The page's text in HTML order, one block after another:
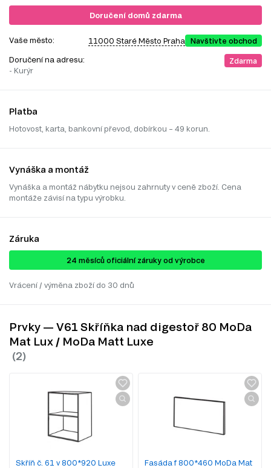
Doručení domů zdarma
Vaše město: 11000 Staré Město Praha Navštivte obchod
Doručení na adresu:
- Kurýr
Zdarma
Platba
Hotovost, karta, bankovní převod, dobírkou – 49 korun.
Vynáška a montáž
Vynáška a montáž nábytku nejsou zahrnuty v ceně zboží. Cena
montáže závisí na typu výrobku.
Záruka
24 ​​​​měsíců oficiální záruky od výrobce
Vrácení / výměna zboží do 30 dnů
Prvky — V61 Skříňka nad digestoř 80 MoDa
Mat Lux / MoDa Matt Luxe
Skříň č. 61 v 800*920 Luxe Fasáda f 800*460 MoDa Mat